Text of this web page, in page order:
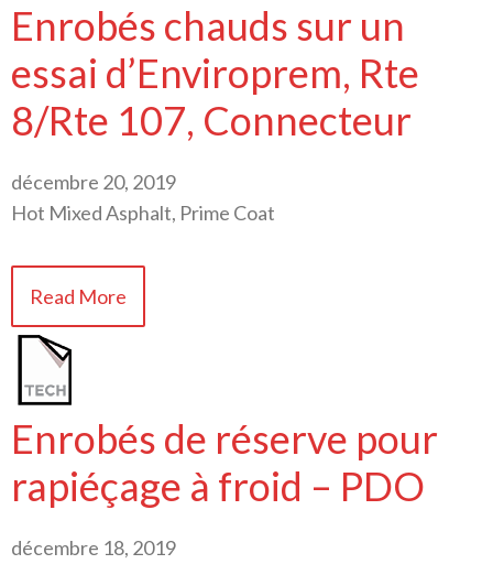
Enrobés chauds sur un
essai d’Enviroprem, Rte
8/Rte 107, Connecteur
décembre 20, 2019
Hot Mixed Asphalt, Prime Coat
Read More
Enrobés de réserve pour
rapiéçage à froid – PDO
décembre 18, 2019